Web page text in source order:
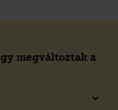
megváltoztak a